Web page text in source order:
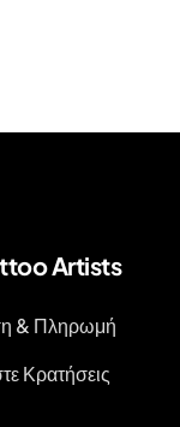
Artists
& Πληρωμή
Κρατήσεις